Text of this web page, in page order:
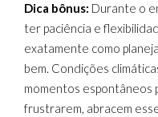
Dica bônus: Durante o
ter paciência e
exatamente como
bem. Condições
momentos espontâneos
frustrarem, abracem